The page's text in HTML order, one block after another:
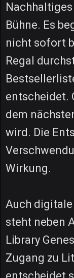
Bühne. Es
nicht sofort
Regal
entscheidet.
dem
wird. Die
Wirkung.
Auch
steht neben
Library
Zugang zu